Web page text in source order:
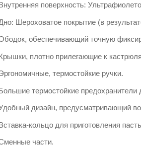
поверхность:
Шероховатое покрытие (в
обеспечивающий точную
плотно прилегающие к
термостойкие ручки.
термостойкие
дизайн, предусматривающий
кольцо для приготовления
части.